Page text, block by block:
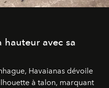
hauteur avec sa
Havaianas dévoile
à talon, marquant